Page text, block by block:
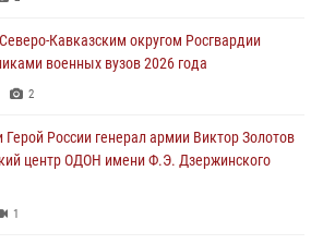
Росгвардии по Республике Калмыкия
Кавказским округом Росгвардии
военных вузов 2026 года
2
Герой России генерал армии Виктор Золотов
центр ОДОН имени Ф.Э. Дзержинского
1